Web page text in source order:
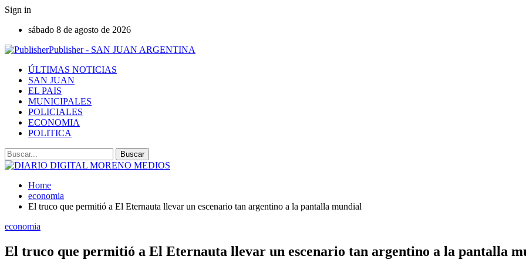
Sign in
sábado 8 de agosto de 2026
Publisher - SAN JUAN ARGENTINA
ÚLTIMAS NOTICIAS
SAN JUAN
EL PAIS
MUNICIPALES
POLICIALES
ECONOMIA
POLITICA
Home
economia
El truco que permitió a El Eternauta llevar un escenario tan argentino a la pantalla mundial
economia
El truco que permitió a El Eternauta llevar un escenario tan argentino a la pantalla